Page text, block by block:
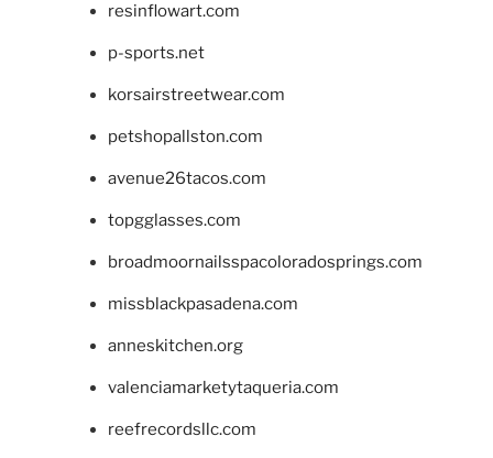
resinflowart.com
p-sports.net
korsairstreetwear.com
petshopallston.com
avenue26tacos.com
topgglasses.com
broadmoornailsspacoloradosprings.com
missblackpasadena.com
anneskitchen.org
valenciamarketytaqueria.com
reefrecordsllc.com